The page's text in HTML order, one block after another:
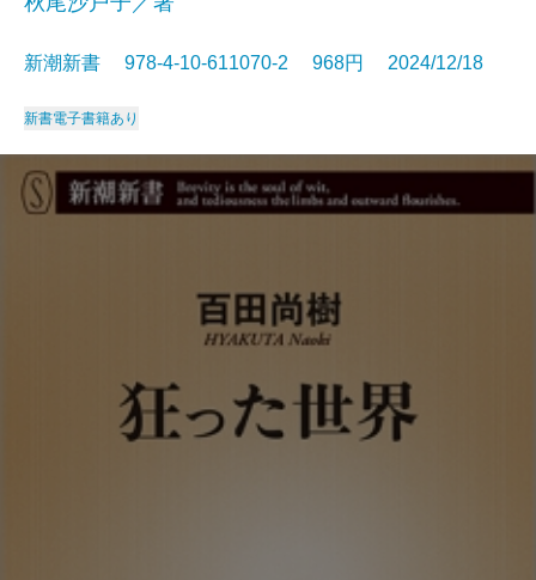
新潮新書 978-4-10-611070-2 968円 2024/12/18
新書電子書籍あり